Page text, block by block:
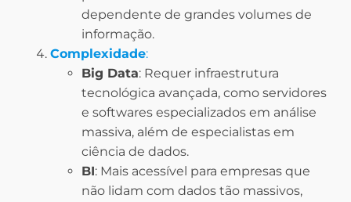
dependente de grandes volumes de
informação.
Complexidade:
Big Data: Requer infraestrutura
tecnológica avançada, como servidores
e softwares especializados em análise
massiva, além de especialistas em
ciência de dados.
BI: Mais acessível para empresas que
não lidam com dados tão massivos,